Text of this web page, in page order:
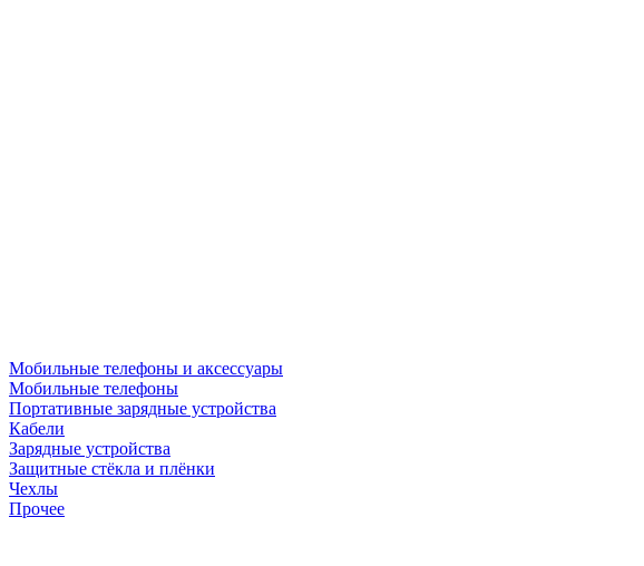
Мобильные телефоны и аксессуары
Мобильные телефоны
Портативные зарядные устройства
Кабели
Зарядные устройства
Защитные стёкла и плёнки
Чехлы
Прочее